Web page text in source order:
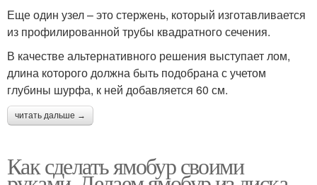
Еще один узел – это стержень, который изготавливается
из профилированной трубы квадратного сечения.
В качестве альтернативного решения выступает лом,
длина которого должна быть подобрана с учетом
глубины шурфа, к ней добавляется 60 см.
читать дальше →
Как сделать ямобур своими